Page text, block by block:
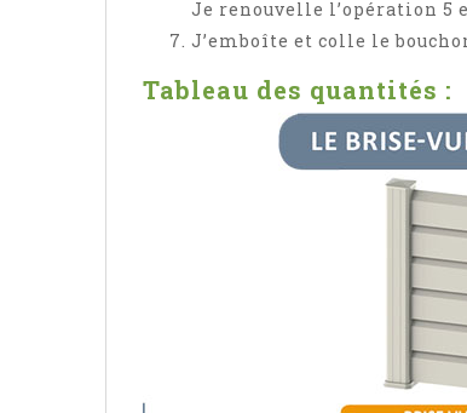
Je renouvelle l’opération 5
J’emboîte et colle le
Tableau des quantités :